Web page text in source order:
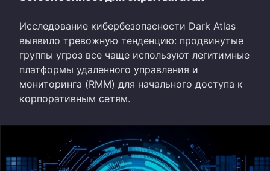
Исследование кибербезопасности Dark Atlas
выявило тревожную тенденцию: продвинутые
группы угроз все чаще используют легитимные
платформы удаленного управления и
мониторинга (RMM) для начального доступа к
корпоративным сетям.